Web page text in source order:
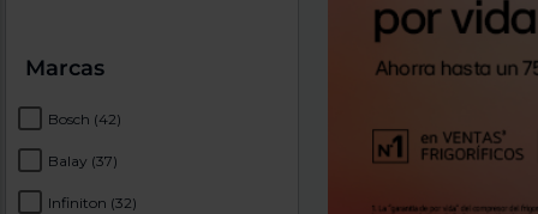
Marcas
Bosch (42)
Balay (37)
Infiniton (32)